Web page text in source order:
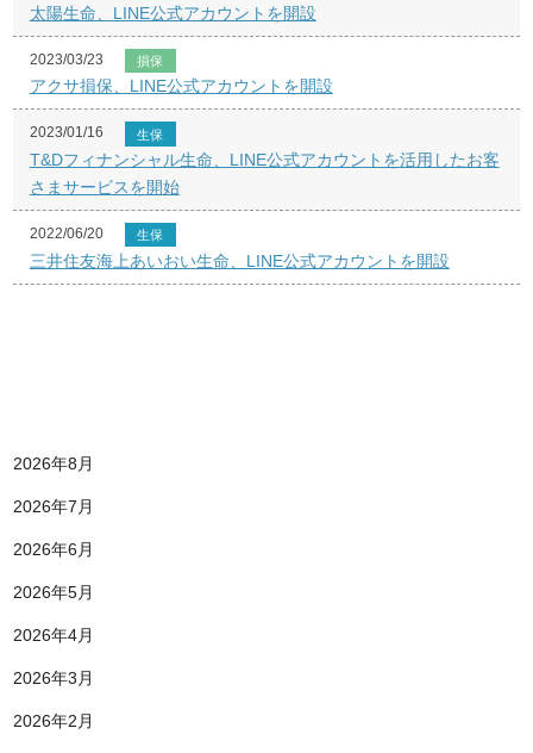
太陽生命、LINE公式アカウントを開設
2023/03/23 損保
アクサ損保、LINE公式アカウントを開設
2023/01/16 生保
T&Dフィナンシャル生命、LINE公式アカウントを活用したお客
さまサービスを開始
2022/06/20 生保
三井住友海上あいおい生命、LINE公式アカウントを開設
2026年8月
2026年7月
2026年6月
2026年5月
2026年4月
2026年3月
2026年2月